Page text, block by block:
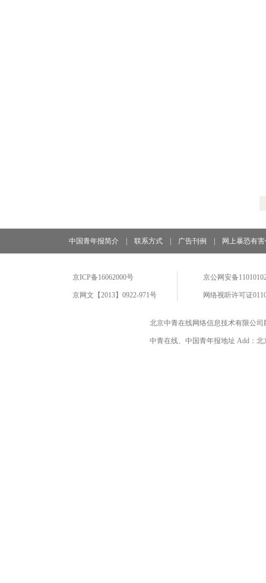
中国青年报简介 联系方式 广告刊例 网上暴恐有
京ICP备16062000号
京网文【2013】0922-971号
京公网安备
网络视听许可证
北京中青在线网络信息技术有限公
中青在线、中国青年报地址 Add：北